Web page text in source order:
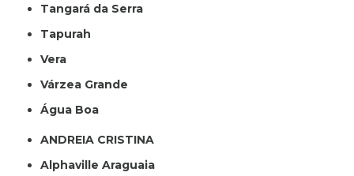
Tangará da Serra
Tapurah
Vera
Várzea Grande
Água Boa
ANDREIA CRISTINA
Alphaville Araguaia